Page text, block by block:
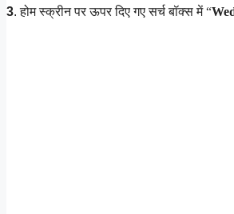
3.होम स्क्रीन पर ऊपर दिए गए सर्च बॉक्स में “